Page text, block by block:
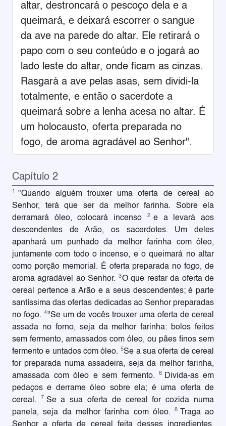
altar, destroncará o pescoço dela e a
queimará, e deixará escorrer o sangue
da ave na parede do altar. Ele retirará o
papo com o seu conteúdo e o jogará ao
lado leste do altar, onde ficam as cinzas.
Rasgará a ave pelas asas, sem dividi-la
totalmente, e então o sacerdote a
queimará sobre a lenha acesa no altar. É
um holocausto, oferta preparada no
fogo, de aroma agradável ao Senhor".
Capítulo 2
1
"Quando alguém trouxer uma oferta de cereal ao
Senhor, terá que ser da melhor farinha. Sobre ela
derramará óleo, colocará incenso
2 e a levará aos
descendentes de Arão, os sacerdotes. Um deles
apanhará um punhado da melhor farinha com óleo,
juntamente com todo o incenso, e o queimará no altar
como porção memorial. É oferta preparada no fogo, de
aroma agradável ao Senhor. 3O que restar da oferta de
cereal pertence a Arão e a seus descendentes; é parte
santíssima das ofertas dedicadas ao Senhor preparadas
no fogo. 4"Se um de vocês trouxer uma oferta de cereal
assada no forno, seja da melhor farinha: bolos feitos
sem fermento, amassados com óleo, ou pães finos sem
fermento e untados com óleo. 5Se a sua oferta de cereal
for preparada numa assadeira, seja da melhor farinha,
amassada com óleo e sem fermento.
6 Divida-as em
pedaços e derrame óleo sobre ela; é uma oferta de
cereal.
7 Se a sua oferta de cereal for cozida numa
panela, seja da melhor farinha com óleo.8
Traga ao